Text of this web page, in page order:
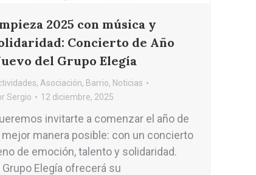
2025 con música y
Concierto de Año
del Grupo Elegía
, Asociación, Barrio, Noticias
Sergio 12 diciembre, 2025
invitarte a comenzar el año de
mejor manera posible: con un concierto
de emoción, talento y solidaridad.
Grupo Elegía ofrecerá su